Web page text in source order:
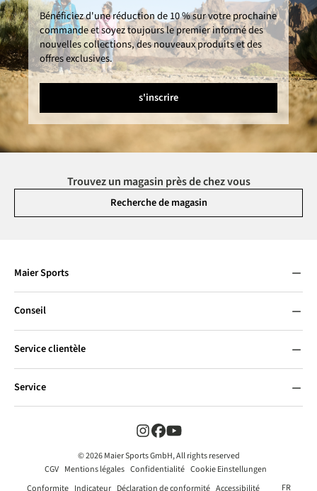
Bénéficiez d'une réduction de 10 % sur votre prochaine
commande et soyez toujours le premier informé des
nouvelles collections, des nouveaux produits et des
offres exclusives.
s'inscrire
Trouvez un magasin près de chez vous
Recherche de magasin
Maier Sports
Conseil
Service clientèle
Service
© 2026 Maier Sports GmbH, All rights reserved
CGV Mentions légales Confidentialité Cookie Einstellungen
Conformite Indicateur Déclaration de conformité Accessibilité FR